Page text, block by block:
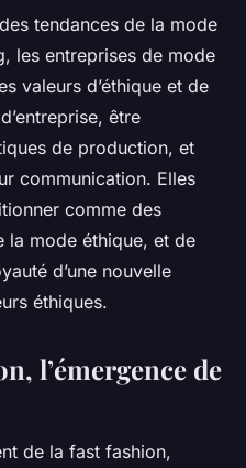
tendances de la mode
les entreprises de mode
valeurs d’éthique et de
être
de production, et
communication. Elles
comme des
la mode éthique, et de
d’une nouvelle
éthiques.
l’émergence de
de la fast fashion,